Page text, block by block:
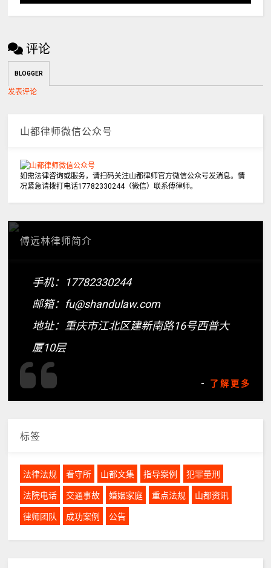
评论
BLOGGER
发表评论
山都律师微信公众号
如需法律咨询或服务，请扫码关注山都律师官方微信公众号发消息。情
况紧急请拨打电话17782330244（微信）联系傅律师。
傅远林律师简介
手机：17782330244
邮箱：fu@shandulaw.com
地址：重庆市江北区建新南路16号西普大
厦10层
- 了解更多
标签
法律法规 看守所 山都文集 指导案例 犯罪量刑
法院电话 交通事故 婚姻家庭 重点法规 山都资讯
律师团队 成功案例 公告